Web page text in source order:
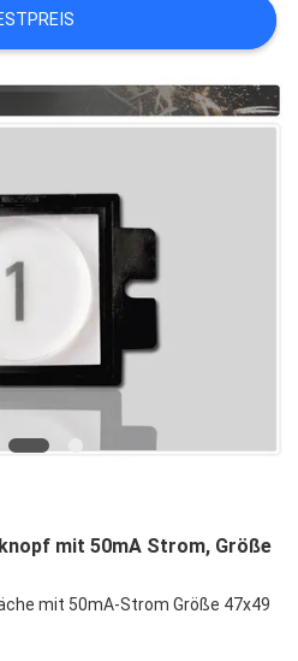
mit 50mA Strom, Größe
mit 50mA-Strom Größe 47x49